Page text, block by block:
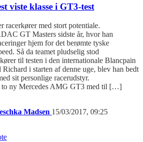
viste klasse i GT3-test
racerkører med stort potentiale.
GT Masters sidste år, hvor han
hjem for det berømte tyske
Så da teamet pludselig stod
til testen i den internationale Blancpain
Richard i starten af denne uge, blev han bedt
sit personlige racerudstyr.
to ny Mercedes AMG GT3 med til […]
Madsen 15/03/2017, 09:25